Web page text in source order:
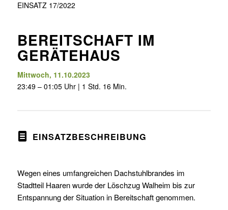
EINSATZ 17/2022
BEREITSCHAFT IM
GERÄTEHAUS
Mittwoch, 11.10.2023
23:49 – 01:05 Uhr | 1 Std. 16 Min.
EINSATZBESCHREIBUNG
Wegen eines umfangreichen Dachstuhlbrandes im
Stadtteil Haaren wurde der Löschzug Walheim bis zur
Entspannung der Situation in Bereitschaft genommen.